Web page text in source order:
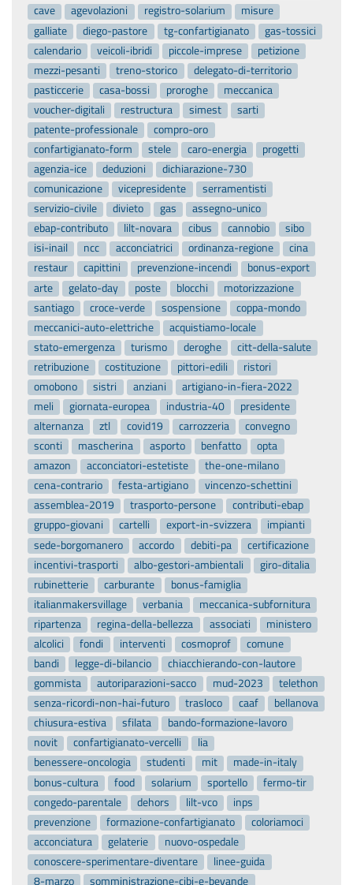
cave
agevolazioni registro-solarium
misure
galliate
diego-pastore tg-confartigianato
gas-tossici
calendario
veicoli-ibridi piccole-imprese
petizione
mezzi-pesanti
treno-storico
delegato-di-territorio
pasticcerie
casa-bossi proroghe
meccanica
voucher-digitali
restructura simest
sarti
patente-professionale
compro-oro
confartigianato-form
stele caro-energia
progetti
agenzia-ice
deduzioni
dichiarazione-730
comunicazione
vicepresidente
serramentisti
servizio-civile
divieto gas
assegno-unico
ebap-contributo
lilt-novara cibus cannobio
sibo
isi-inail
ncc acconciatrici ordinanza-regione
cina
restaur
capittini prevenzione-incendi
bonus-export
arte
gelato-day poste blocchi
motorizzazione
santiago
croce-verde sospensione
coppa-mondo
meccanici-auto-elettriche
acquistiamo-locale
stato-emergenza
turismo deroghe
citt-della-salute
retribuzione
costituzione pittori-edili
ristori
omobono
sistri anziani
artigiano-in-fiera-2022
meli
giornata-europea industria-40
presidente
alternanza
ztl covid19 carrozzeria
convegno
sconti
mascherina asporto benfatto
opta
amazon
acconciatori-estetiste
the-one-milano
cena-contrario
festa-artigiano
vincenzo-schettini
assemblea-2019
trasporto-persone
contributi-ebap
gruppo-giovani
cartelli export-in-svizzera
impianti
sede-borgomanero
accordo debiti-pa
certificazione
incentivi-trasporti
albo-gestori-ambientali
giro-ditalia
rubinetterie
carburante
bonus-famiglia
italianmakersvillage
verbania
meccanica-subfornitura
ripartenza
regina-della-bellezza associati
ministero
alcolici
fondi interventi cosmoprof
comune
bandi
legge-di-bilancio
chiacchierando-con-lautore
gommista
autoriparazioni-sacco mud-2023
telethon
senza-ricordi-non-hai-futuro
trasloco caaf
bellanova
chiusura-estiva
sfilata
bando-formazione-lavoro
novit
confartigianato-vercelli
lia
benessere-oncologia
studenti mit
made-in-italy
bonus-cultura
food solarium sportello
fermo-tir
congedo-parentale
dehors lilt-vco
inps
prevenzione
formazione-confartigianato
coloriamoci
acconciatura
gelaterie
nuovo-ospedale
conoscere-sperimentare-diventare
linee-guida
8-marzo
somministrazione-cibi-e-bevande